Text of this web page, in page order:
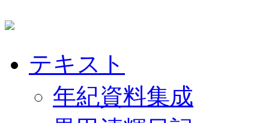
テキスト
年紀資料集成